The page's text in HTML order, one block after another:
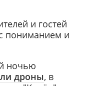
и гостей
пониманием и
ночью
дроны, в